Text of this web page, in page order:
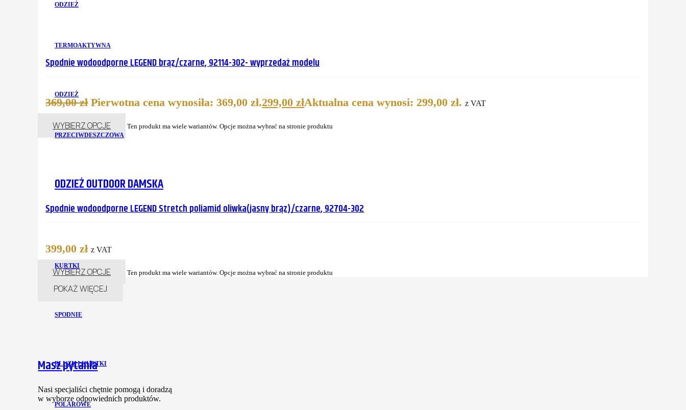
ODZIEŻ
TERMOAKTYWNA
ODZIEŻ
PRZECIWDESZCZOWA
ODZIEŻ OUTDOOR DAMSKA
KURTKI
SPODNIE
BLUZY I KURTKI
POLAROWE
Spodnie wodoodporne LEGEND brąz/czarne, 92114-302- wyprzedaż modelu
369,00zł Pierwotna cena wynosiła: 369,00 zł.299,00złAktualna cena wynosi: 299,00 zł. z VAT
WYBIERZ OPCJE Ten produkt ma wiele wariantów. Opcje można wybrać na stronie produktu
Spodnie wodoodporne LEGEND Stretch poliamid oliwka(jasny brąz)/czarne, 92704-302
399,00zł z VAT
WYBIERZ OPCJE Ten produkt ma wiele wariantów. Opcje można wybrać na stronie produktu
POKAŻ WIĘCEJ
Masz pytania
Nasi specjaliści chętnie pomogą i doradzą
w wyborze odpowiednich produktów.